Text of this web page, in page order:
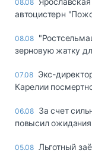
08.08
автоцистерн
08.08
зерновую жатку
07.08 Экс-
Карелии
06.08 За счет
повысил
05.08 Льготный